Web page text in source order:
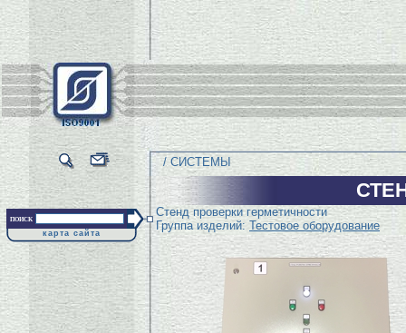
/ СИСТЕМЫ
поиск
карта сайта
Стенд проверки герметичности
Группа изделий: Тестовое оборудование